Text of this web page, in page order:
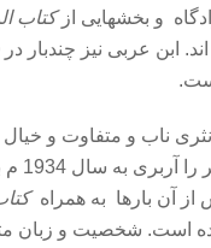
و بخشهایی ازکتاب
ابن عربی نیز چندبار در
نثری ناب و متفاوت و خیال
پذیر
آن بارها به همراه
است. شخصیت و زبان